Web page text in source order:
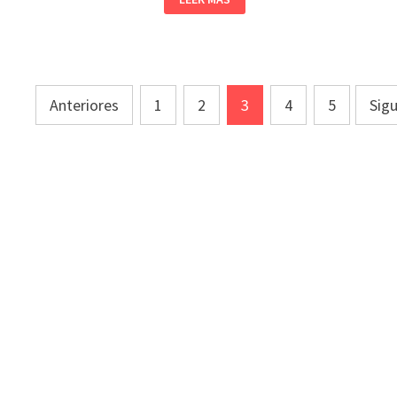
Paginación
de
Anteriores 1 2 3 4 5